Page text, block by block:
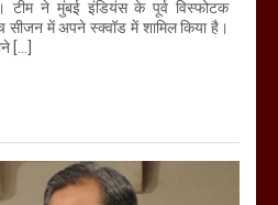
ने मुंबई इंडियंस के पूर्व विस्फोटक
सीजन में अपने स्क्वॉड में शामिल किया है।
[…]